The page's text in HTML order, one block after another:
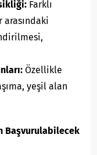
Farklı
Özellikle
yeşil alan
Başvurulabilecek